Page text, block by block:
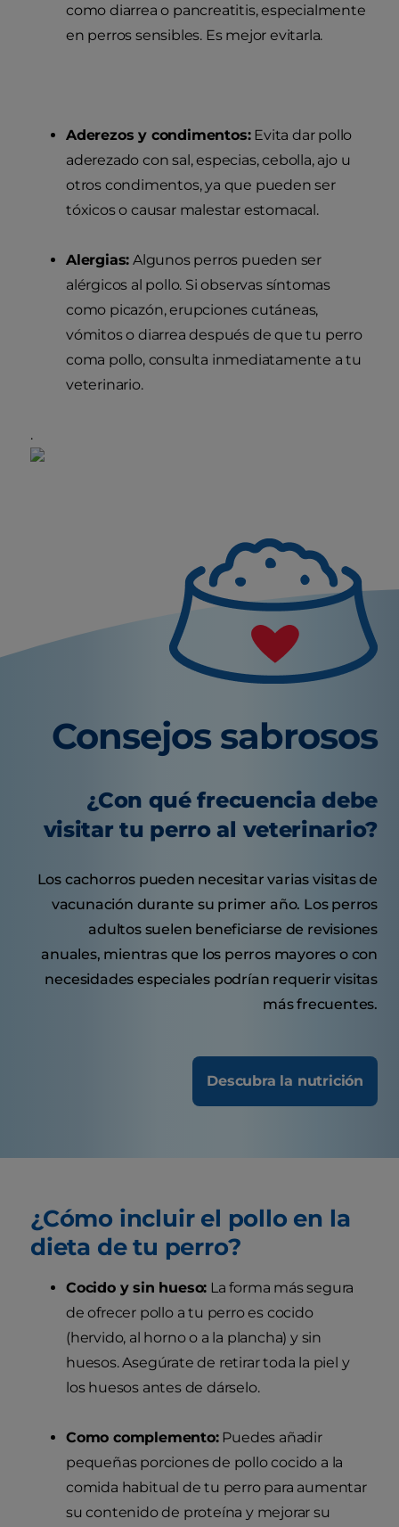
como diarrea o pancreatitis, especialmente
en perros sensibles. Es mejor evitarla.
Aderezos y condimentos:Evita dar pollo
aderezado con sal, especias, cebolla, ajo u
otros condimentos, ya que pueden ser
tóxicos o causar malestar estomacal.
Alergias: Algunos perros pueden ser
alérgicos al pollo. Si observas síntomas
como picazón, erupciones cutáneas,
vómitos o diarrea después de que tu perro
coma pollo, consulta inmediatamente a tu
veterinario.
.
Consejos sabrosos
¿Con qué frecuencia debe
visitar tu perro al veterinario?
Los cachorros pueden necesitar varias visitas de
vacunación durante su primer año. Los perros
adultos suelen beneficiarse de revisiones
anuales, mientras que los perros mayores o con
necesidades especiales podrían requerir visitas
más frecuentes.
Descubra la nutrición
¿Cómo incluir el pollo en la
dieta de tu perro?
Cocido y sin hueso: La forma más segura
de ofrecer pollo a tu perro es cocido
(hervido, al horno o a la plancha) y sin
huesos. Asegúrate de retirar toda la piel y
los huesos antes de dárselo.
Como complemento:Puedes añadir
pequeñas porciones de pollo cocido a la
comida habitual de tu perro para aumentar
su contenido de proteína y mejorar su